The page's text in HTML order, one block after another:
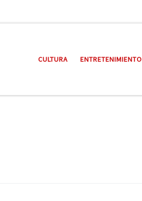
CULTURA ENTRETENIMIENTO